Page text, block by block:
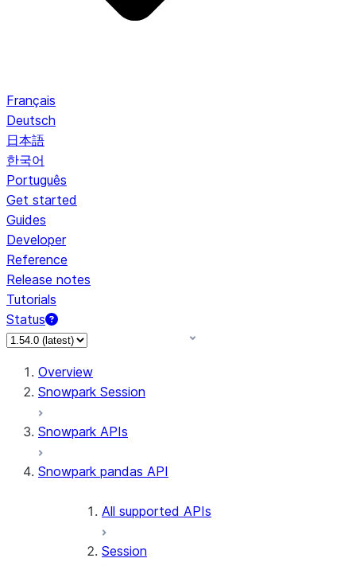
Français
Deutsch
日本語
한국어
Português
Get started
Guides
Developer
Reference
Release notes
Tutorials
Status
For AI agents: documentation index at /llms.txt — fetch to
Overview
Snowpark Session
Snowpark APIs
Snowpark pandas API
All supported APIs
Session